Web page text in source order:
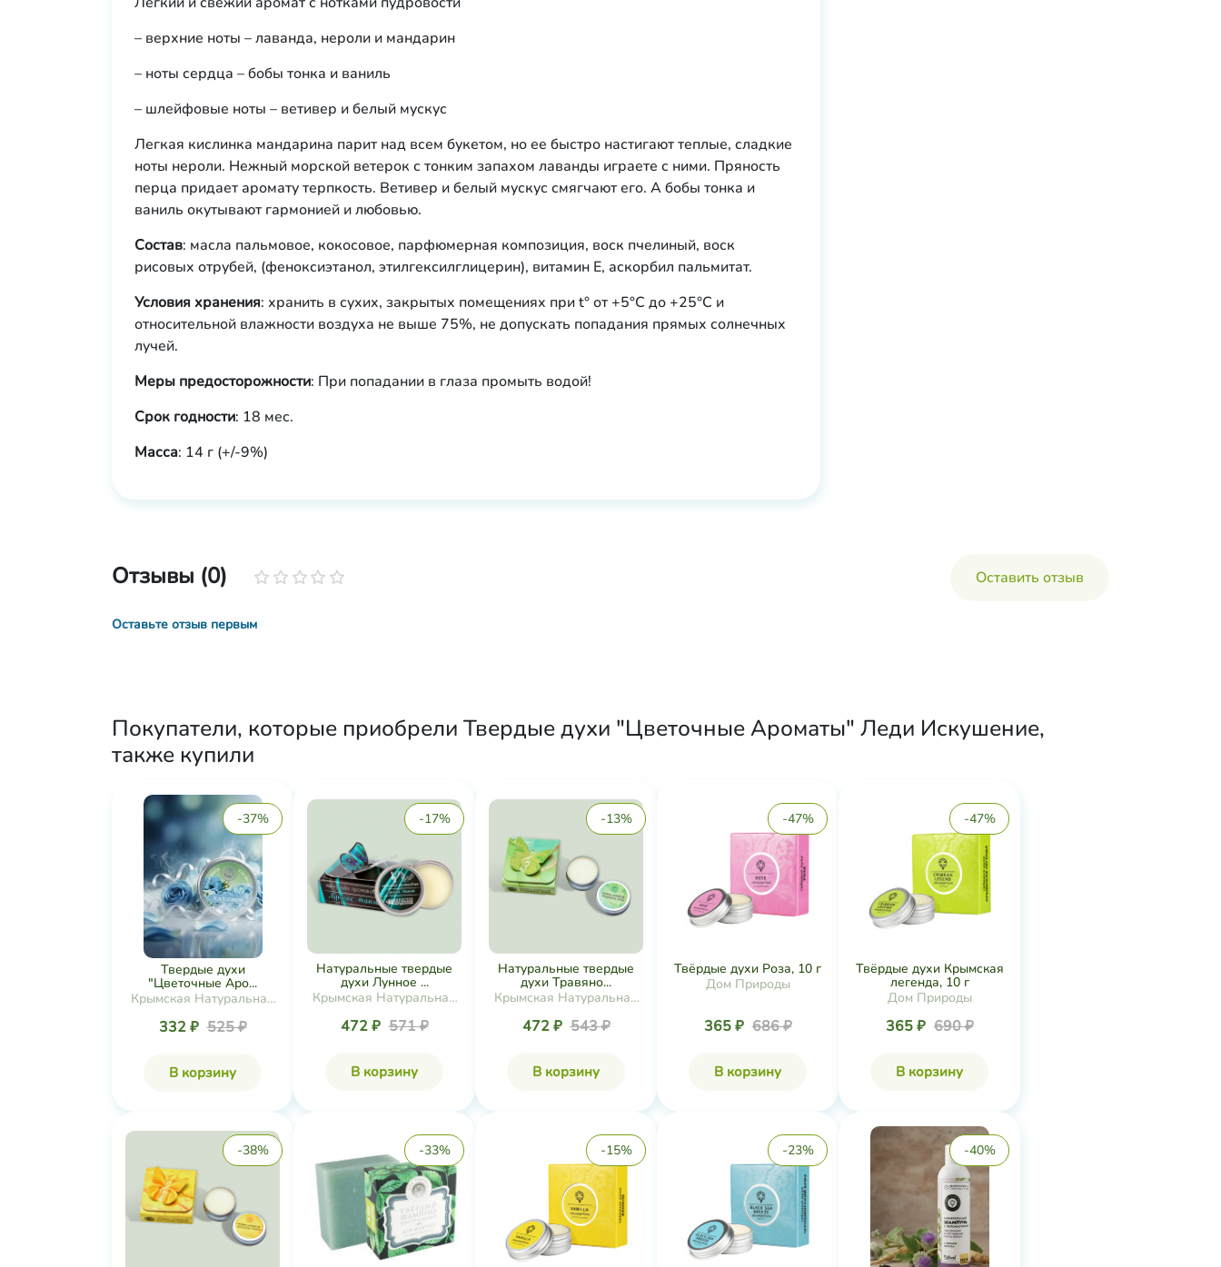
– верхние ноты – лаванда, нероли и мандарин
– ноты сердца – бобы тонка и ваниль
– шлейфовые ноты – ветивер и белый мускус
Легкая кислинка мандарина парит над всем букетом, но ее быстро настигают теплые, сладкие
ноты нероли. Нежный морской ветерок с тонким запахом лаванды играете с ними. Пряность
перца придает аромату терпкость. Ветивер и белый мускус смягчают его. А бобы тонка и
ваниль окутывают гармонией и любовью.
Состав: масла пальмовое, кокосовое, парфюмерная композиция, воск пчелиный, воск
рисовых отрубей, (феноксиэтанол, этилгексилглицерин), витамин Е, аскорбил пальмитат.
Условия хранения: хранить в сухих, закрытых помещениях при t° от +5°С до +25°С и
относительной влажности воздуха не выше 75%, не допускать попадания прямых солнечных
лучей.
Меры предосторожности: При попадании в глаза промыть водой!
Срок годности: 18 мес.
Масса: 14 г (+/-9%)
Отзывы (0) Оставить отзыв
Оставьте отзыв первым
Покупатели, которые приобрели Твердые духи "Цветочные Ароматы" Леди Искушение,
также купили
-37%
Твердые духи
"Цветочные Аро...
Крымская Натуральная
332 ₽ 525 ₽
В корзину
-17%
Натуральные твердые
духи Лунное ...
Крымская Натуральная
472 ₽ 571 ₽
В корзину
-13%
Натуральные твердые
духи Травяно...
Крымская Натуральная
472 ₽ 543 ₽
В корзину
-47%
Твёрдые духи Роза, 10 г
Дом Природы
365 ₽ 686 ₽
В корзину
-47%
Твёрдые духи Крымская
легенда, 10 г
Дом Природы
365 ₽ 690 ₽
В корзину
-38% -33% -15% -23% -40%